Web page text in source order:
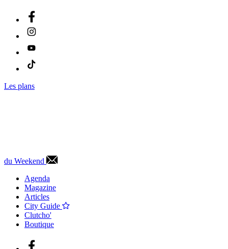
Les plans
du Weekend
Agenda
Magazine
Articles
City Guide
Clutcho'
Boutique